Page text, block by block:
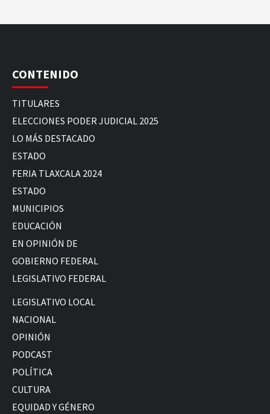
CONTENIDO
TITULARES
ELECCIONES PODER JUDICIAL 2025
LO MÁS DESTACADO
ESTADO
FERIA TLAXCALA 2024
ESTADO
MUNICIPIOS
EDUCACIÓN
EN OPINIÓN DE
GOBIERNO FEDERAL
LEGISLATIVO FEDERAL
LEGISLATIVO LOCAL
NACIONAL
OPINIÓN
PODCAST
POLÍTICA
CULTURA
EQUIDAD Y GÉNERO